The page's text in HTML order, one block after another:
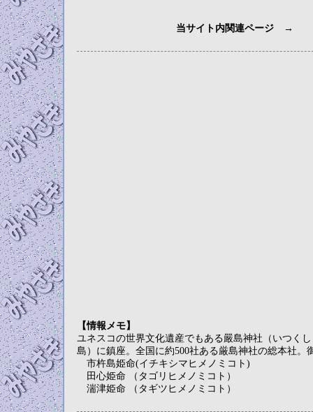
当サイト内関連ページ →
【情報メモ】
ユネスコの世界文化遺産でもある嚴島神社（いつく
島）に鎮座。全国に約500社ある厳島神社の総本社
市杵島姫命(イチキシマヒメノミコト)
田心姫命 （タゴリヒメノミコト）
湍津姫命 （タギツヒメノミコト）